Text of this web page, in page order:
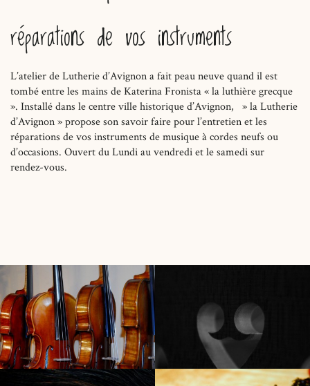
réparations de vos instruments
L’atelier de Lutherie d’Avignon a fait peau neuve quand il est
tombé entre les mains de Katerina Fronista « la luthière grecque
». Installé dans le centre ville historique d’Avignon, » la Lutherie
d’Avignon » propose son savoir faire pour l’entretien et les
réparations de vos instruments de musique à cordes neufs ou
d’occasions. Ouvert du Lundi au vendredi et le samedi sur
rendez-vous.